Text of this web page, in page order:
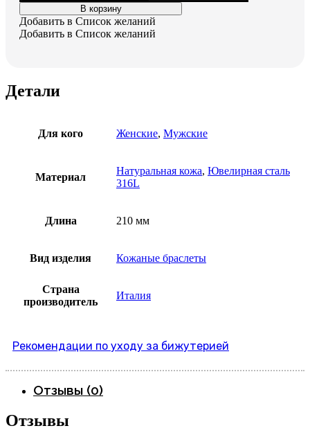
2,900₽.
товара
Кожаный
браслет
со
стали
В корзину
Добавить в Список желаний
Добавить в Список желаний
Детали
Для кого Женские, Мужские
Материал
Натуральная кожа, Ювелирная сталь
316L
Длина 210 мм
Вид изделия Кожаные браслеты
Страна
производитель
Италия
Рекомендации по уходу за бижутерией
Отзывы (0)
Отзывы